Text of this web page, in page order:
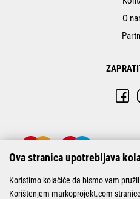
O
Ova stranica upotrebljava
Koristimo kolačiće da bismo vam
Korištenjem markoprojekt.com